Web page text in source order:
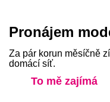
Pronájem
Za pár korun měsíčně
domácí síť.
To mě zajímá